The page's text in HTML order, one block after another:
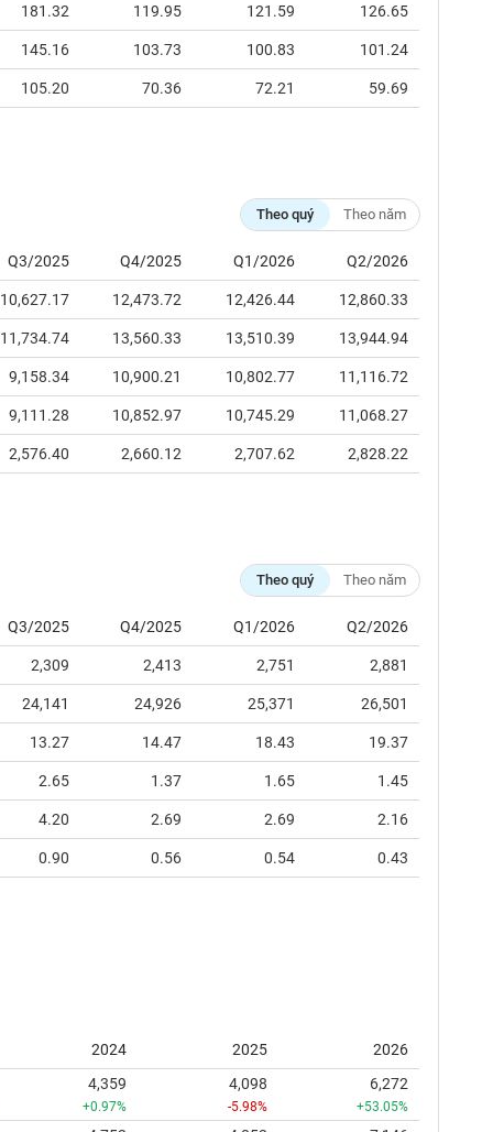
181.32 119.95 121.59 126.65
145.16 103.73 100.83 101.24
105.20 70.36 72.21 59.69
Theo quý Theo năm
Q3/2025 Q4/2025 Q1/2026 Q2/2026
10,627.17 12,473.72 12,426.44 12,860.33
11,734.74 13,560.33 13,510.39 13,944.94
9,158.34 10,900.21 10,802.77 11,116.72
9,111.28 10,852.97 10,745.29 11,068.27
2,576.40 2,660.12 2,707.62 2,828.22
Theo quý Theo năm
Q3/2025 Q4/2025 Q1/2026 Q2/2026
2,309 2,413 2,751 2,881
24,141 24,926 25,371 26,501
13.27 14.47 18.43 19.37
2.65 1.37 1.65 1.45
4.20 2.69 2.69 2.16
0.90 0.56 0.54 0.43
2024 2025
2026
4,359
+0.97%
4,098
-5.98%
6,272
+53.05%